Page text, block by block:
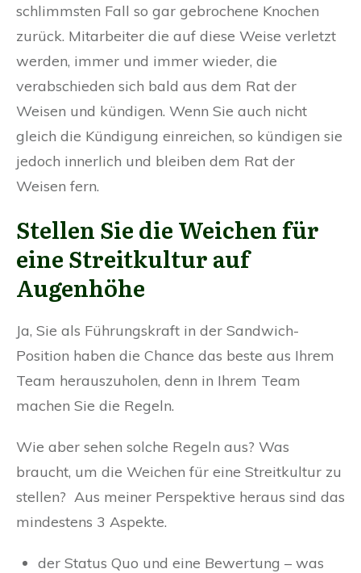
schlimmsten Fall so gar gebrochene Knochen
zurück. Mitarbeiter die auf diese Weise verletzt
werden, immer und immer wieder, die
verabschieden sich bald aus dem Rat der
Weisen und kündigen. Wenn Sie auch nicht
gleich die Kündigung einreichen, so kündigen sie
jedoch innerlich und bleiben dem Rat der
Weisen fern.
Stellen Sie die Weichen für
eine Streitkultur auf
Augenhöhe
Ja, Sie als Führungskraft in der Sandwich-
Position haben die Chance das beste aus Ihrem
Team herauszuholen, denn in Ihrem Team
machen Sie die Regeln.
Wie aber sehen solche Regeln aus? Was
braucht, um die Weichen für eine Streitkultur zu
stellen? Aus meiner Perspektive heraus sind das
mindestens 3 Aspekte.
der Status Quo und eine Bewertung – was